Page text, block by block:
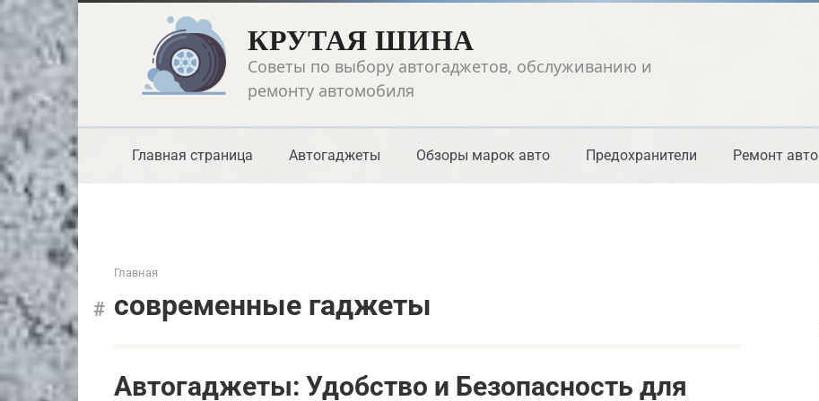
Перейти
к
контенту
КРУТАЯ ШИНА
Советы по выбору автогаджетов, обслуживанию и
ремонту автомобиля
Главная страница Автогаджеты Обзоры марок авто Предохранители Ремонт авто
Главная
современные гаджеты
Автогаджеты: Удобство и Безопасность для